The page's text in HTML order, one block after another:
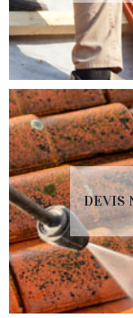
DEVIS